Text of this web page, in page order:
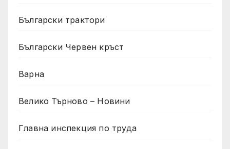
Български трактори
Български Червен кръст
Варна
Велико Търново – Новини
Главна инспекция по труда